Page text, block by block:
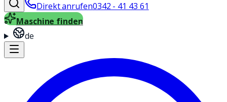
Direkt anrufen0342 - 41 43 61
Maschine finden
de